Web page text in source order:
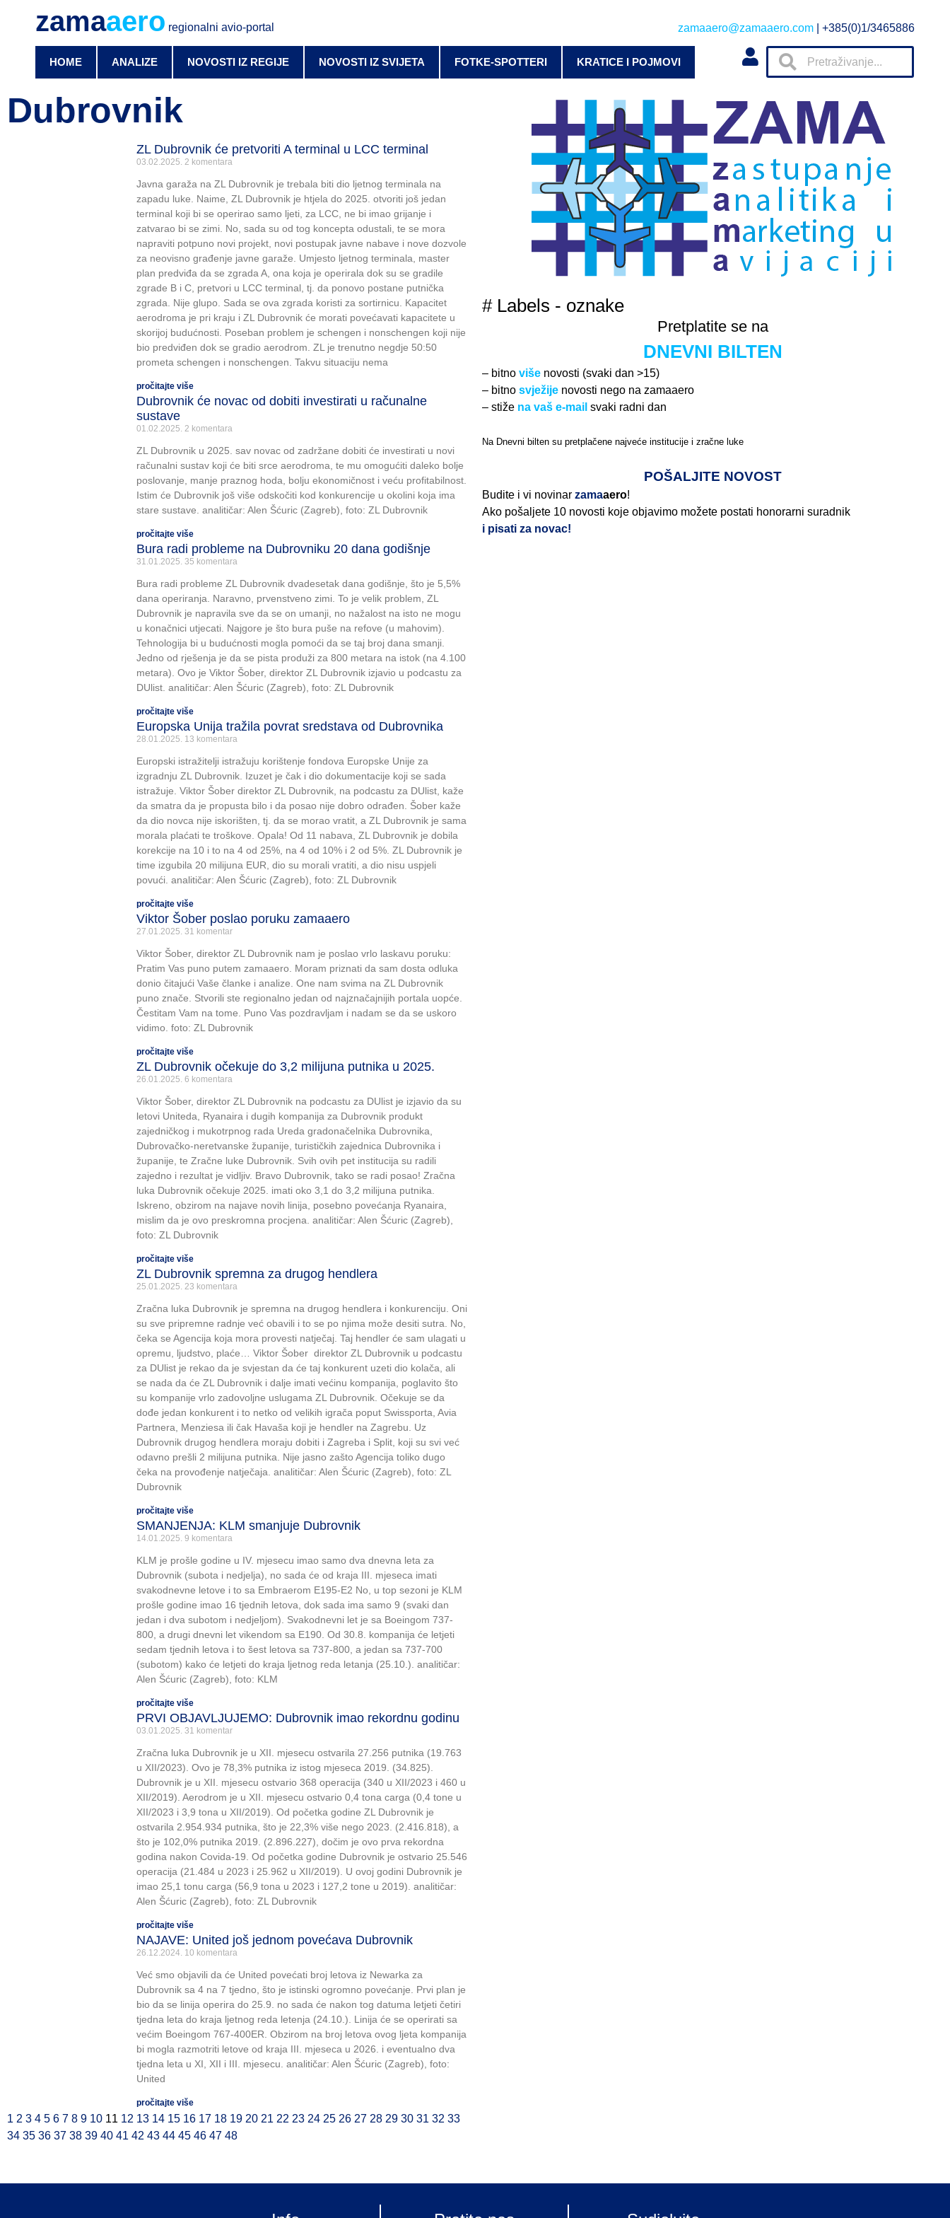
zamaaero regionalni avio-portal zamaaero@zamaaero.com | +385(0)1/3465886
HOME ANALIZE NOVOSTI IZ REGIJE NOVOSTI IZ SVIJETA FOTKE-SPOTTERI KRATICE I POJMOVI
Dubrovnik
ZL Dubrovnik će pretvoriti A terminal u LCC terminal
03.02.2025. 2 komentara
Javna garaža na ZL Dubrovnik je trebala biti dio ljetnog terminala na
zapadu luke. Naime, ZL Dubrovnik je htjela do 2025. otvoriti još jedan
terminal koji bi se operirao samo ljeti, za LCC, ne bi imao grijanje i
zatvarao bi se zimi. No, sada su od tog koncepta odustali, te se mora
napraviti potpuno novi projekt, novi postupak javne nabave i nove dozvole
za neovisno građenje javne garaže. Umjesto ljetnog terminala, master
plan predviđa da se zgrada A, ona koja je operirala dok su se gradile
zgrade B i C, pretvori u LCC terminal, tj. da ponovo postane putnička
zgrada. Nije glupo. Sada se ova zgrada koristi za sortirnicu. Kapacitet
aerodroma je pri kraju i ZL Dubrovnik će morati povećavati kapacitete u
skorijoj budućnosti. Poseban problem je schengen i nonschengen koji nije
bio predviđen dok se gradio aerodrom. ZL je trenutno negdje 50:50
prometa schengen i nonschengen. Takvu situaciju nema
pročitajte više
Dubrovnik će novac od dobiti investirati u računalne
sustave
01.02.2025. 2 komentara
ZL Dubrovnik u 2025. sav novac od zadržane dobiti će investirati u novi
računalni sustav koji će biti srce aerodroma, te mu omogućiti daleko bolje
poslovanje, manje praznog hoda, bolju ekonomičnost i veću profitabilnost.
Istim će Dubrovnik još više odskočiti kod konkurencije u okolini koja ima
stare sustave. analitičar: Alen Šćuric (Zagreb), foto: ZL Dubrovnik
pročitajte više
Bura radi probleme na Dubrovniku 20 dana godišnje
31.01.2025. 35 komentara
Bura radi probleme ZL Dubrovnik dvadesetak dana godišnje, što je 5,5%
dana operiranja. Naravno, prvenstveno zimi. To je velik problem, ZL
Dubrovnik je napravila sve da se on umanji, no nažalost na isto ne mogu
u konačnici utjecati. Najgore je što bura puše na refove (u mahovim).
Tehnologija bi u budućnosti mogla pomoći da se taj broj dana smanji.
Jedno od rješenja je da se pista produži za 800 metara na istok (na 4.100
metara). Ovo je Viktor Šober, direktor ZL Dubrovnik izjavio u podcastu za
DUlist. analitičar: Alen Šćuric (Zagreb), foto: ZL Dubrovnik
pročitajte više
Europska Unija tražila povrat sredstava od Dubrovnika
28.01.2025. 13 komentara
Europski istražitelji istražuju korištenje fondova Europske Unije za
izgradnju ZL Dubrovnik. Izuzet je čak i dio dokumentacije koji se sada
istražuje. Viktor Šober direktor ZL Dubrovnik, na podcastu za DUlist, kaže
da smatra da je propusta bilo i da posao nije dobro odrađen. Šober kaže
da dio novca nije iskorišten, tj. da se morao vratit, a ZL Dubrovnik je sama
morala plaćati te troškove. Opala! Od 11 nabava, ZL Dubrovnik je dobila
korekcije na 10 i to na 4 od 25%, na 4 od 10% i 2 od 5%. ZL Dubrovnik je
time izgubila 20 milijuna EUR, dio su morali vratiti, a dio nisu uspjeli
povući. analitičar: Alen Šćuric (Zagreb), foto: ZL Dubrovnik
pročitajte više
Viktor Šober poslao poruku zamaaero
27.01.2025. 31 komentar
Viktor Šober, direktor ZL Dubrovnik nam je poslao vrlo laskavu poruku:
Pratim Vas puno putem zamaaero. Moram priznati da sam dosta odluka
donio čitajući Vaše članke i analize. One nam svima na ZL Dubrovnik
puno znače. Stvorili ste regionalno jedan od najznačajnijih portala uopće.
Čestitam Vam na tome. Puno Vas pozdravljam i nadam se da se uskoro
vidimo. foto: ZL Dubrovnik
pročitajte više
ZL Dubrovnik očekuje do 3,2 milijuna putnika u 2025.
26.01.2025. 6 komentara
Viktor Šober, direktor ZL Dubrovnik na podcastu za DUlist je izjavio da su
letovi Uniteda, Ryanaira i dugih kompanija za Dubrovnik produkt
zajedničkog i mukotrpnog rada Ureda gradonačelnika Dubrovnika,
Dubrovačko-neretvanske županije, turističkih zajednica Dubrovnika i
županije, te Zračne luke Dubrovnik. Svih ovih pet institucija su radili
zajedno i rezultat je vidljiv. Bravo Dubrovnik, tako se radi posao! Zračna
luka Dubrovnik očekuje 2025. imati oko 3,1 do 3,2 milijuna putnika.
Iskreno, obzirom na najave novih linija, posebno povećanja Ryanaira,
mislim da je ovo preskromna procjena. analitičar: Alen Šćuric (Zagreb),
foto: ZL Dubrovnik
pročitajte više
ZL Dubrovnik spremna za drugog hendlera
25.01.2025. 23 komentara
Zračna luka Dubrovnik je spremna na drugog hendlera i konkurenciju. Oni
su sve pripremne radnje već obavili i to se po njima može desiti sutra. No,
čeka se Agencija koja mora provesti natječaj. Taj hendler će sam ulagati u
opremu, ljudstvo, plaće… Viktor Šober direktor ZL Dubrovnik u podcastu
za DUlist je rekao da je svjestan da će taj konkurent uzeti dio kolača, ali
se nada da će ZL Dubrovnik i dalje imati većinu kompanija, poglavito što
su kompanije vrlo zadovoljne uslugama ZL Dubrovnik. Očekuje se da
dođe jedan konkurent i to netko od velikih igrača poput Swissporta, Avia
Partnera, Menziesa ili čak Havaša koji je hendler na Zagrebu. Uz
Dubrovnik drugog hendlera moraju dobiti i Zagreba i Split, koji su svi već
odavno prešli 2 milijuna putnika. Nije jasno zašto Agencija toliko dugo
čeka na provođenje natječaja. analitičar: Alen Šćuric (Zagreb), foto: ZL
Dubrovnik
pročitajte više
SMANJENJA: KLM smanjuje Dubrovnik
14.01.2025. 9 komentara
KLM je prošle godine u IV. mjesecu imao samo dva dnevna leta za
Dubrovnik (subota i nedjelja), no sada će od kraja III. mjeseca imati
svakodnevne letove i to sa Embraerom E195-E2 No, u top sezoni je KLM
prošle godine imao 16 tjednih letova, dok sada ima samo 9 (svaki dan
jedan i dva subotom i nedjeljom). Svakodnevni let je sa Boeingom 737-
800, a drugi dnevni let vikendom sa E190. Od 30.8. kompanija će letjeti
sedam tjednih letova i to šest letova sa 737-800, a jedan sa 737-700
(subotom) kako će letjeti do kraja ljetnog reda letanja (25.10.). analitičar:
Alen Šćuric (Zagreb), foto: KLM
pročitajte više
PRVI OBJAVLJUJEMO: Dubrovnik imao rekordnu godinu
03.01.2025. 31 komentar
Zračna luka Dubrovnik je u XII. mjesecu ostvarila 27.256 putnika (19.763
u XII/2023). Ovo je 78,3% putnika iz istog mjeseca 2019. (34.825).
Dubrovnik je u XII. mjesecu ostvario 368 operacija (340 u XII/2023 i 460 u
XII/2019). Aerodrom je u XII. mjesecu ostvario 0,4 tona carga (0,4 tone u
XII/2023 i 3,9 tona u XII/2019). Od početka godine ZL Dubrovnik je
ostvarila 2.954.934 putnika, što je 22,3% više nego 2023. (2.416.818), a
što je 102,0% putnika 2019. (2.896.227), dočim je ovo prva rekordna
godina nakon Covida-19. Od početka godine Dubrovnik je ostvario 25.546
operacija (21.484 u 2023 i 25.962 u XII/2019). U ovoj godini Dubrovnik je
imao 25,1 tonu carga (56,9 tona u 2023 i 127,2 tone u 2019). analitičar:
Alen Šćuric (Zagreb), foto: ZL Dubrovnik
pročitajte više
NAJAVE: United još jednom povećava Dubrovnik
26.12.2024. 10 komentara
Već smo objavili da će United povećati broj letova iz Newarka za
Dubrovnik sa 4 na 7 tjedno, što je istinski ogromno povećanje. Prvi plan je
bio da se linija operira do 25.9. no sada će nakon tog datuma letjeti četiri
tjedna leta do kraja ljetnog reda letenja (24.10.). Linija će se operirati sa
većim Boeingom 767-400ER. Obzirom na broj letova ovog ljeta kompanija
bi mogla razmotriti letove od kraja III. mjeseca u 2026. i eventualno dva
tjedna leta u XI, XII i III. mjesecu. analitičar: Alen Šćuric (Zagreb), foto:
United
pročitajte više
1 2 3 4 5 6 7 8 9 10 11 12 13 14 15 16 17 18 19 20 21 22 23 24 25 26 27 28 29 30 31 32 33
34 35 36 37 38 39 40 41 42 43 44 45 46 47 48
# Labels - oznake
Pretplatite se na
DNEVNI BILTEN
– bitno više novosti (svaki dan >15)
– bitno svježije novosti nego na zamaaero
– stiže na vaš e-mail svaki radni dan
Na Dnevni bilten su pretplačene najveće institucije i zračne luke
POŠALJITE NOVOST
Budite i vi novinar zamaaero!
Ako pošaljete 10 novosti koje objavimo možete postati honorarni suradnik
i pisati za novac!